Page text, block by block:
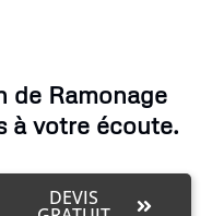
de Ramonage
à votre écoute.
DEVIS